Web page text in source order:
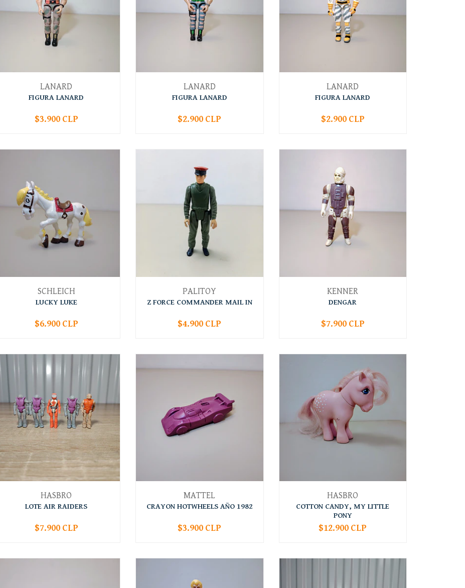
LANARD
FIGURA LANARD
+
$3.900 CLP
LANARD
FIGURA LANARD
+
$2.900 CLP
LANARD
FIGURA LANARD
+
$2.900 CLP
SCHLEICH
LUCKY LUKE
+
$6.900 CLP
PALITOY
Z FORCE COMMANDER MAIL IN
+
$4.900 CLP
KENNER
DENGAR
+
$7.900 CLP
HASBRO
LOTE AIR RAIDERS
+
$7.900 CLP
MATTEL
CRAYON HOTWHEELS AÑO 1982
+
$3.900 CLP
HASBRO
COTTON CANDY, MY LITTLE
PONY
+
$12.900 CLP